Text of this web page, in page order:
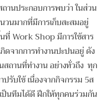
นประกอบการพบว่า ในส่วน
วนมากที่มีการเก็บสะสมอยู่
ที่ Work Shop มีการใช้สาร
ดจากการทำงานปะปนอยู่ ดัง
สถานที่ทำงาน อย่างทั่วถึง ทุก
รับใช้ เนื่องจากกิจกรรม 5ส
ป็นทีมได้ดี ฝึกให้ทุกคนร่วมกัน